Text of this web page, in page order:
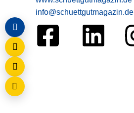
info@schuettgutmagazin.de